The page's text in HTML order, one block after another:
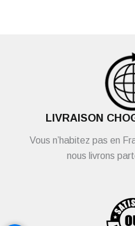
LIVRAISON
Vous n’habitez pas en
nous livrons